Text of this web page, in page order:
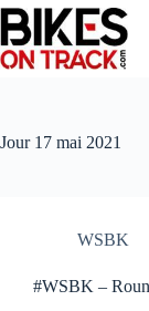
Passer
au
contenu
Jour17 mai 2021
WSBK
#WSBK –